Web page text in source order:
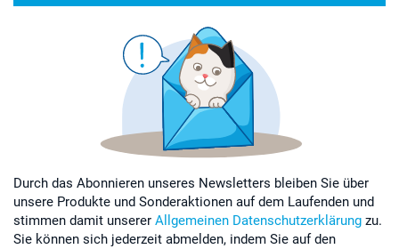
Durch das Abonnieren unseres Newsletters bleiben Sie über
unsere Produkte und Sonderaktionen auf dem Laufenden und
stimmen damit unserer Allgemeinen Datenschutzerklärung zu.
Sie können sich jederzeit abmelden, indem Sie auf den